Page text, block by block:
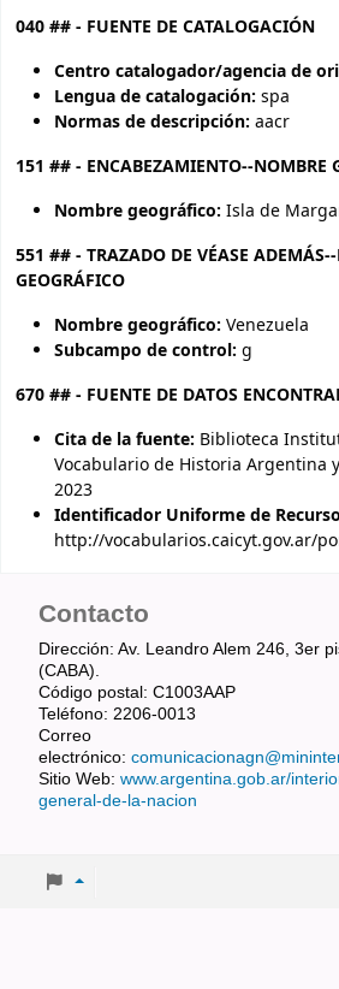
040 ## - FUENTE DE CATALOGACIÓN
Centro catalogador/agencia de
Lengua de catalogación: spa
Normas de descripción: aacr
151 ## - ENCABEZAMIENTO--NOMBRE
Nombre geográfico: Isla de
551 ## - TRAZADO DE VÉASE
GEOGRÁFICO
Nombre geográfico: Venezuela
Subcampo de control: g
670 ## - FUENTE DE DATOS
Cita de la fuente: Biblioteca
Vocabulario de Historia Argentina
2023
Identificador Uniforme de
http://vocabularios.caicyt.gov.ar/
Contacto
Dirección: Av. Leandro Alem 246, 3er
(CABA).
Código postal: C1003AAP
Teléfono: 2206-0013
Correo
electrónico:
Sitio Web: www.argentina.gob.ar/
general-de-la-nacion